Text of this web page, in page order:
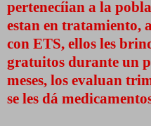
pertenecíian a la
estan en tratamiento,
con ETS, ellos les
gratuitos durante un
meses, los evaluan
se les dá